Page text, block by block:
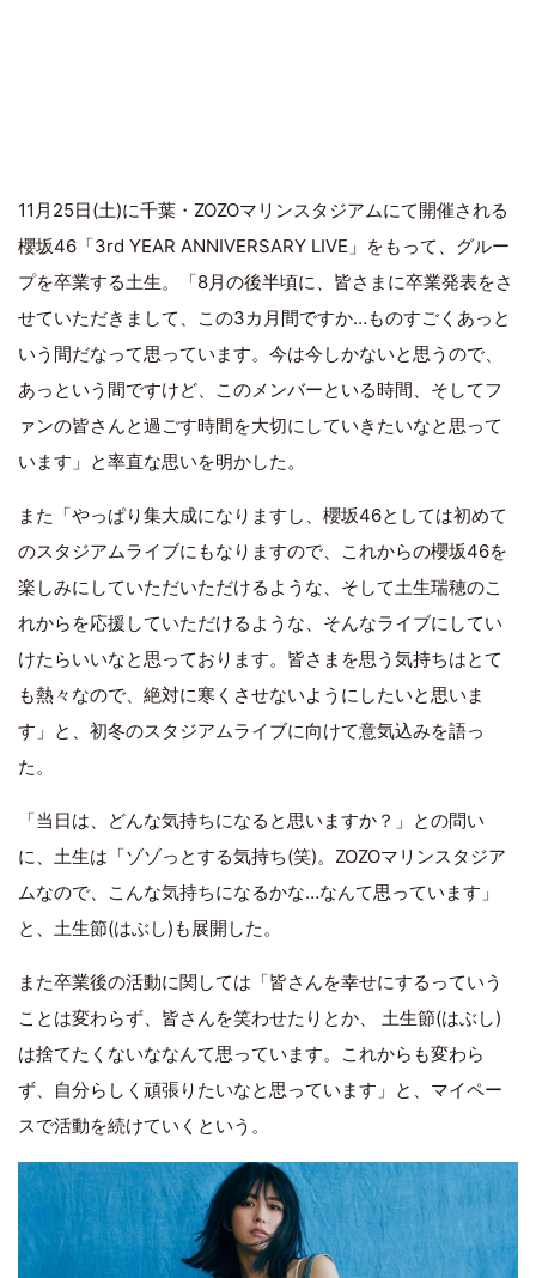
11月25日(土)に千葉・ZOZOマリンスタジアムにて開催される
櫻坂46「3rd YEAR ANNIVERSARY LIVE」をもって、グルー
プを卒業する土生。「8月の後半頃に、皆さまに卒業発表をさ
せていただきまして、この3カ月間ですか…ものすごくあっと
いう間だなって思っています。今は今しかないと思うので、
あっという間ですけど、このメンバーといる時間、そしてフ
ァンの皆さんと過ごす時間を大切にしていきたいなと思って
います」と率直な思いを明かした。
また「やっぱり集大成になりますし、櫻坂46としては初めて
のスタジアムライブにもなりますので、これからの櫻坂46を
楽しみにしていただいただけるような、そして土生瑞穂のこ
れからを応援していただけるような、そんなライブにしてい
けたらいいなと思っております。皆さまを思う気持ちはとて
も熱々なので、絶対に寒くさせないようにしたいと思いま
す」と、初冬のスタジアムライブに向けて意気込みを語っ
た。
「当日は、どんな気持ちになると思いますか？」との問い
に、土生は「ゾゾっとする気持ち(笑)。ZOZOマリンスタジア
ムなので、こんな気持ちになるかな…なんて思っています」
と、土生節(はぶし)も展開した。
また卒業後の活動に関しては「皆さんを幸せにするっていう
ことは変わらず、皆さんを笑わせたりとか、 土生節(はぶし)
は捨てたくないななんて思っています。これからも変わら
ず、自分らしく頑張りたいなと思っています」と、マイペー
スで活動を続けていくという。